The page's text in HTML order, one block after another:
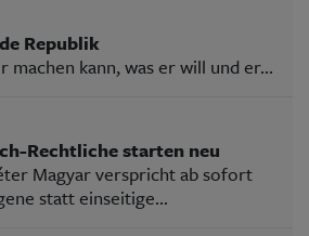
Republik
machen kann, was er will und er...
Rechtliche starten neu
Magyar verspricht ab sofort
statt einseitige...